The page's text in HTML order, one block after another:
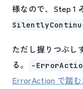
様なので、Step 1
ただし握りつぶし
る。
-
ErrorAction で踏